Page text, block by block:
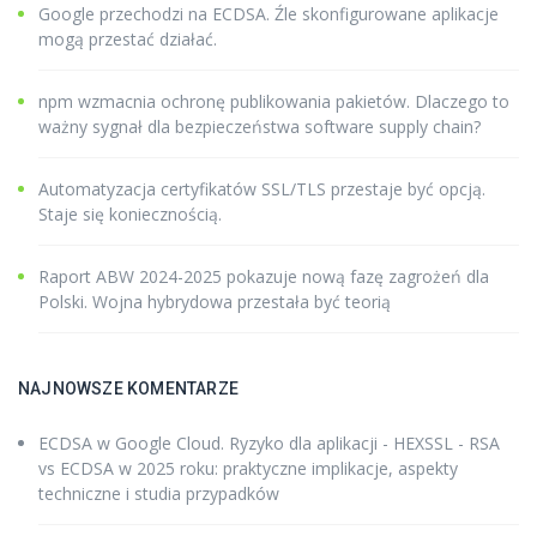
Google przechodzi na ECDSA. Źle skonfigurowane aplikacje
mogą przestać działać.
npm wzmacnia ochronę publikowania pakietów. Dlaczego to
ważny sygnał dla bezpieczeństwa software supply chain?
Automatyzacja certyfikatów SSL/TLS przestaje być opcją.
Staje się koniecznością.
Raport ABW 2024-2025 pokazuje nową fazę zagrożeń dla
Polski. Wojna hybrydowa przestała być teorią
NAJNOWSZE KOMENTARZE
ECDSA w Google Cloud. Ryzyko dla aplikacji - HEXSSL - RSA
vs ECDSA w 2025 roku: praktyczne implikacje, aspekty
techniczne i studia przypadków